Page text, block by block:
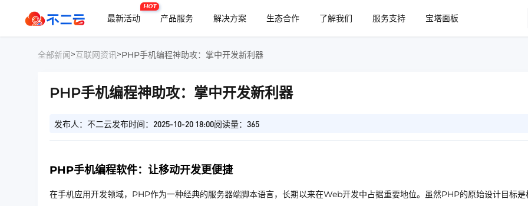
最新活动
HOT
产品服务 解决方案 生态合作 了解我们 服务支持
宝塔面板
全部新闻>互联网资讯>PHP手机编程神助攻：掌中开发新利器
PHP手机编程神助攻：掌中开发新利器
发布人：不二云发布时间：2025-10-20 18:00阅读量：365
PHP手机编程软件：让移动开发更便捷
在手机应用开发领域，PHP作为一种经典的服务器端脚本语言，长期以来在Web开发中占据重要地位。虽然PHP的原始设计目标是